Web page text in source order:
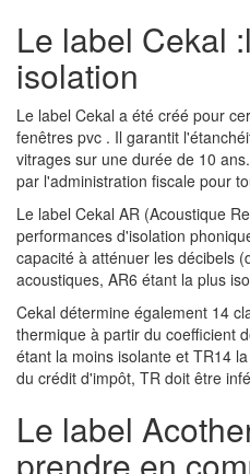
Le label Cekal
isolation
Le label Cekal a été créé pour
fenêtres pvc . Il garantit
vitrages sur une durée de 10
par l'administration fiscale pour
Le label Cekal AR (Acoustique
performances d'isolation
capacité à atténuer les décibels
acoustiques, AR6 étant la plus
Cekal détermine également 14
thermique à partir du coefficient
étant la moins isolante et TR14
du crédit d'impôt, TR doit être
Le label